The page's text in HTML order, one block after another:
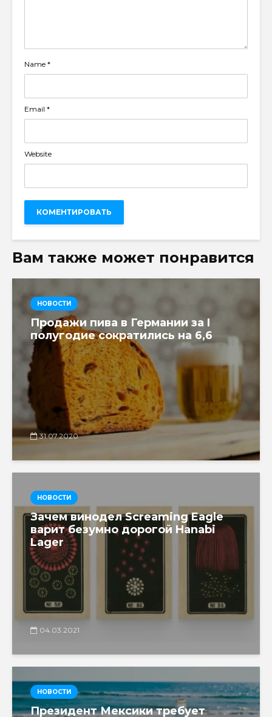
Name *
Email *
Website
Вам также может понравится
НОВОСТИ
Продажи пива в Германии за I
полугодие сократились на 6,6
31.07.2020
НОВОСТИ
Зачем винодел Screaming Eagle
варит безумно дорогой Hanabi
Lager
04.03.2021
НОВОСТИ
Президент Мексики требует